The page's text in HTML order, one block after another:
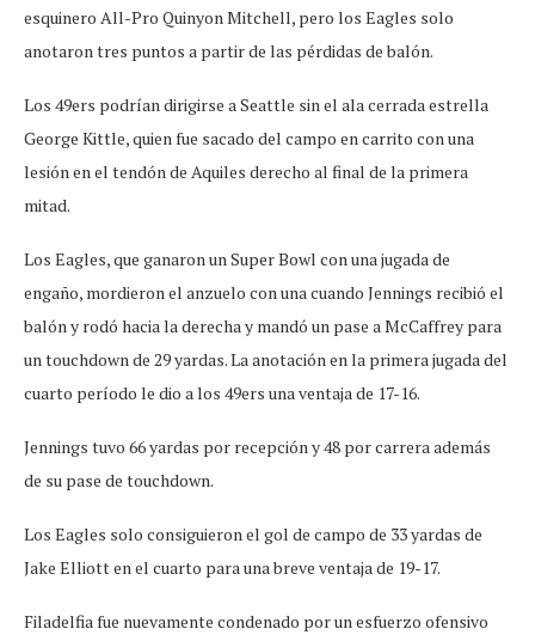
esquinero All-Pro Quinyon Mitchell, pero los Eagles solo
anotaron tres puntos a partir de las pérdidas de balón.
Los 49ers podrían dirigirse a Seattle sin el ala cerrada estrella
George Kittle, quien fue sacado del campo en carrito con una
lesión en el tendón de Aquiles derecho al final de la primera
mitad.
Los Eagles, que ganaron un Super Bowl con una jugada de
engaño, mordieron el anzuelo con una cuando Jennings recibió el
balón y rodó hacia la derecha y mandó un pase a McCaffrey para
un touchdown de 29 yardas. La anotación en la primera jugada del
cuarto período le dio a los 49ers una ventaja de 17-16.
Jennings tuvo 66 yardas por recepción y 48 por carrera además
de su pase de touchdown.
Los Eagles solo consiguieron el gol de campo de 33 yardas de
Jake Elliott en el cuarto para una breve ventaja de 19-17.
Filadelfia fue nuevamente condenado por un esfuerzo ofensivo